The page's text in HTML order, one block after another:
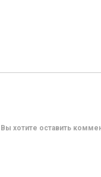
хотите оставить